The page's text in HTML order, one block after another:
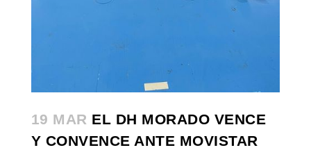
19 MAR EL DH MORADO VENCE
Y CONVENCE ANTE MOVISTAR